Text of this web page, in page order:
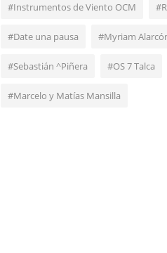
#Instrumentos de Viento OCM
#Date una pausa #Myriam
#Sebastián ^Piñera #OS 7 Talca
#Marcelo y Matías Mansilla